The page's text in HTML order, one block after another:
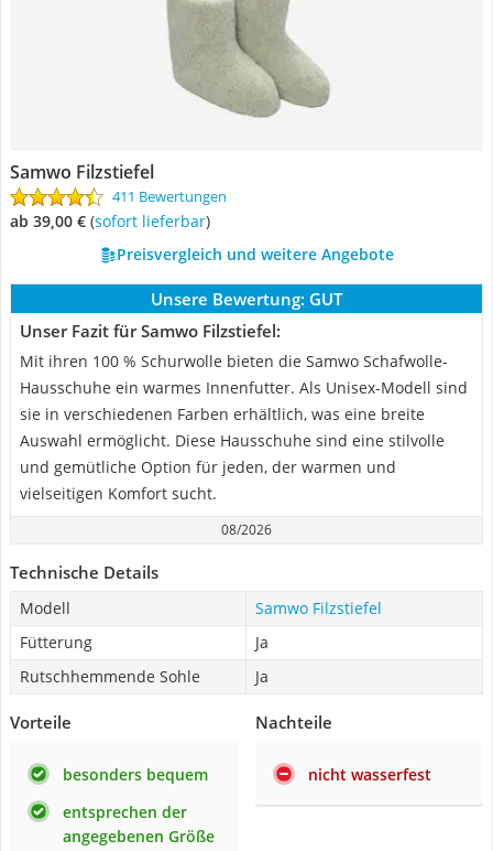
Samwo Filzstiefel
411 Bewertungen
ab 39,00 € ( Sofort lieferbar)
Preisvergleich und weitere Angebote
Unsere Bewertung: GUT
Unser Fazit für Samwo Filzstiefel:
Mit ihren 100 % Schurwolle bieten die Samwo Schafwolle-
Hausschuhe ein warmes Innenfutter. Als Unisex-Modell sind
sie in verschiedenen Farben erhältlich, was eine breite
Auswahl ermöglicht. Diese Hausschuhe sind eine stilvolle
und gemütliche Option für jeden, der warmen und
vielseitigen Komfort sucht.
08/2026
Technische Details
Modell
Samwo Filzstiefel
Fütterung
Ja
Rutschhemmende Sohle
Ja
Vorteile
besonders bequem
entsprechen der
angegebenen Größe
Nachteile
nicht wasserfest